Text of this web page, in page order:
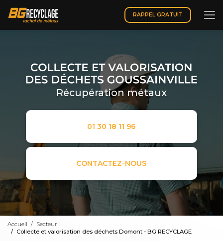
contenu
principal
RAPPEL GRATUIT
Récupération métaux
01 30 18 11 96
CONTACTEZ-NOUS
Accueil
Secteur
Collecte et valorisation des déchets Domont - BG RECYCLAGE